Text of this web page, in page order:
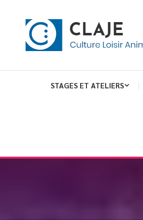
Claje
STAGES ET ATELIERS